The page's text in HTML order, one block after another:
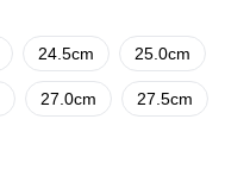
24.5cm 25.0cm
27.0cm 27.5cm